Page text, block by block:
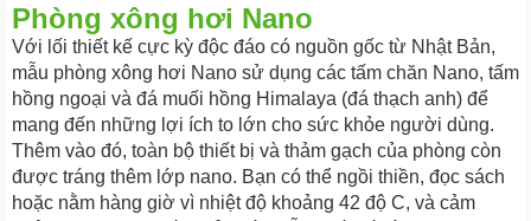
Phòng xông hơi Nano
Với lối thiết kế cực kỳ độc đáo có nguồn gốc từ Nhật Bản,
mẫu phòng xông hơi Nano sử dụng các tấm chăn Nano, tấm
hồng ngoại và đá muối hồng Himalaya (đá thạch anh) để
mang đến những lợi ích to lớn cho sức khỏe người dùng.
Thêm vào đó, toàn bộ thiết bị và thảm gạch của phòng còn
được tráng thêm lớp nano. Bạn có thể ngồi thiền, đọc sách
hoặc nằm hàng giờ vì nhiệt độ khoảng 42 độ C, và cảm